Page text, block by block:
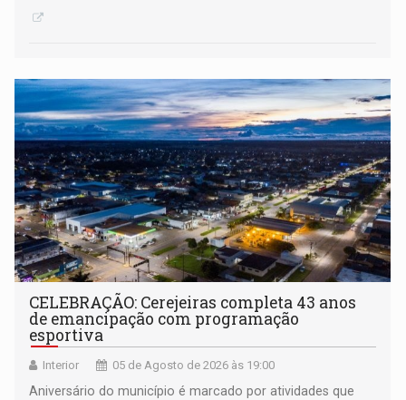
CELEBRAÇÃO: Cerejeiras completa 43 anos
de emancipação com programação
esportiva
Interior 05 de Agosto de 2026 às 19:00
Aniversário do município é marcado por atividades que